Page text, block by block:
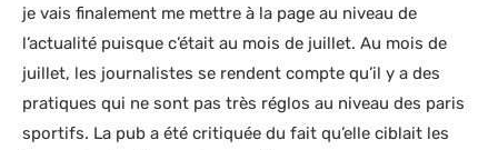
je vais finalement me mettre à la page au niveau de
l’actualité puisque c’était au mois de juillet. Au mois de
juillet, les journalistes se rendent compte qu’il y a des
pratiques qui ne sont pas très réglos au niveau des paris
sportifs. La pub a été critiquée du fait qu’elle ciblait les